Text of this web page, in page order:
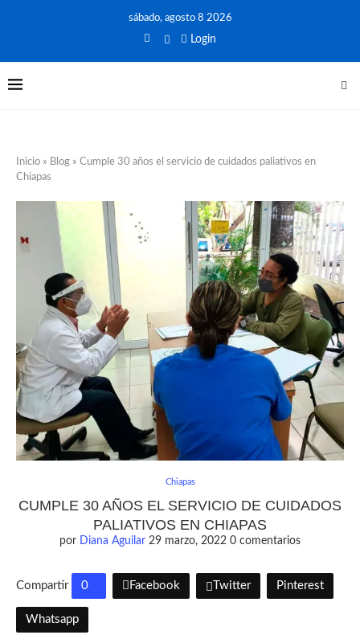
sábado, agosto 8 2026
Login
Inicio » Blog » Cumple 30 años el servicio de cuidados paliativos en
Chiapas
Chiapas
CUMPLE 30 AÑOS EL SERVICIO DE CUIDADOS
PALIATIVOS EN CHIAPAS
por Diana Aguilar 29 marzo, 2022 0 comentarios
Compartir 0 Facebook Twitter Pinterest
Whatsapp